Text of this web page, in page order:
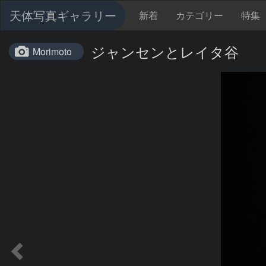
天体写真ギャラリー 新着 カテゴリー 特集
Morimoto ジャンセンとレイタ谷